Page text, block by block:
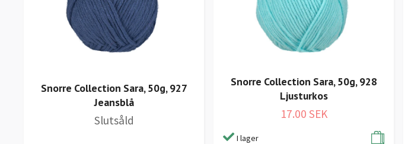
Snorre Collection Sara, 50g, 927
Jeansblå
Slutsåld
Snorre Collection Sara, 50g, 928
Ljusturkos
17.00 SEK
I lager